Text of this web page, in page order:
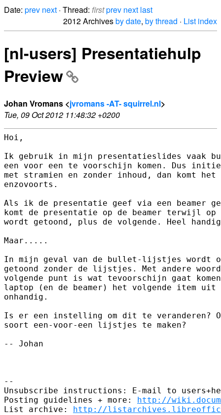
Date: prev next · Thread: firstprev next last
2012 Archivesby date, by thread · List index
[nl-users] Presentatiehulp
Preview
Johan Vromans <jvromans -AT- squirrel.nl>
Tue, 09 Oct 2012 11:48:32 +0200
Hoi,
Ik gebruik in mijn presentatieslides vaak
een voor een te voorschijn komen. Dus
met stramien en zonder inhoud, dan komt
enzovoorts.
Als ik de presentatie geef via een beamer
komt de presentatie op de beamer terwijl
wordt getoond, plus de volgende. Heel
Maar.....
In mijn geval van de bullet-lijstjes wordt
getoond zonder de lijstjes. Met andere
volgende punt is wat tevoorschijn gaat
laptop (en de beamer) het volgende item
onhandig.
Is er een instelling om dit te veranderen?
soort een-voor-een lijstjes te maken?
-- Johan
--
Unsubscribe instructions: E-mail to
Posting guidelines + more: http://
List archive: http://